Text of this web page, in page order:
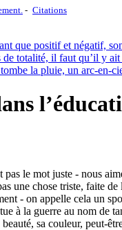
Citations
que positif et négatif,
totalité, il faut qu’il y
la pluie, un arc-en-
le mot juste - nous
une chose triste, faite
- on appelle cela un
à la guerre au nom de
sa couleur, peut-